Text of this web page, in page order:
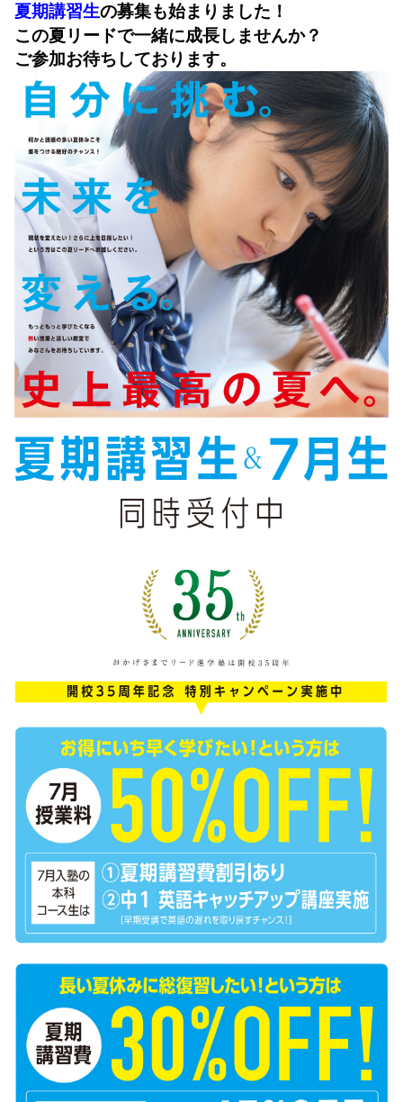
夏期講習生の募集も始まりました！
この夏リードで一緒に成長しませんか？
ご参加お待ちしております。